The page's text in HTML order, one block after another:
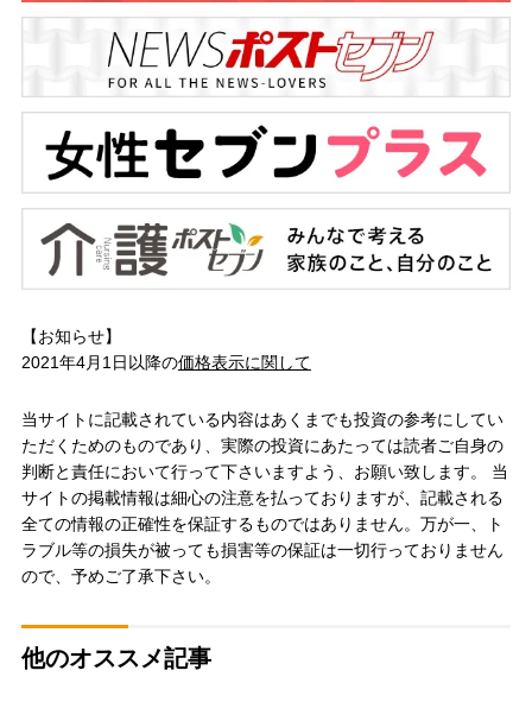
【お知らせ】
2021年4月1日以降の価格表示に関して
当サイトに記載されている内容はあくまでも投資の参考にしてい
ただくためのものであり、実際の投資にあたっては読者ご自身の
判断と責任において行って下さいますよう、お願い致します。 当
サイトの掲載情報は細心の注意を払っておりますが、記載される
全ての情報の正確性を保証するものではありません。万が一、ト
ラブル等の損失が被っても損害等の保証は一切行っておりません
ので、予めご了承下さい。
他のオススメ記事